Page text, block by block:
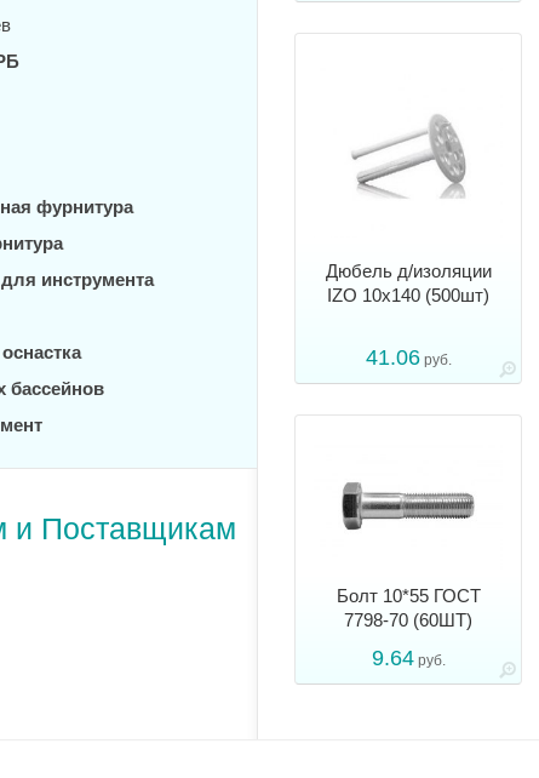
Дюбель д/изоляции
IZО 10x140 (500шт)
41.06руб.
Болт 10*55 ГОСТ
7798-70 (60ШТ)
9.64руб.
фурнитура
инструмента
бассейнов
и Поставщикам